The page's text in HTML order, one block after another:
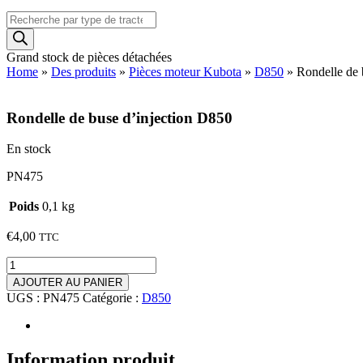
Recherche
de
produits
Grand stock de pièces détachées
Home » Des produits » Pièces moteur Kubota » D850 » Rondelle de
Rondelle de buse d’injection D850
En stock
PN475
Poids 0,1 kg
€4,00 TTC
quantité
de
Rondelle
de
buse
D850
AJOUTER AU PANIER
UGS : PN475 Catégorie : D850